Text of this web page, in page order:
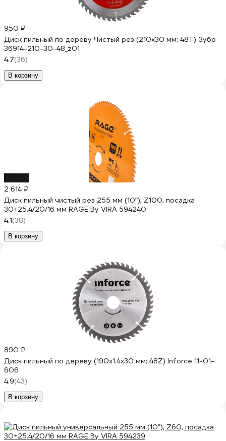
950 ₽
Диск пильный по дереву Чистый рез (210x30 мм; 48Т) Зубр
36914-210-30-48_z01
4.7(36)
В корзину
2 614 ₽
Диск пильный чистый рез 255 мм (10”), Z100, посадка
30+25.4/20/16 мм RAGE By VIRA 594240
4.1(38)
В корзину
890 ₽
Диск пильный по дереву (190х1.4x30 мм; 48Z) Inforce 11-01-
606
4.9(43)
В корзину